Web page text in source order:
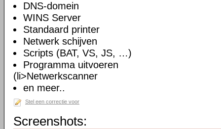
DNS-domein
WINS Server
Standaard printer
Netwerk schijven
Scripts (BAT, VS, JS, …)
Programma uitvoeren
(li>Netwerkscanner
en meer..
Stel een correctie voor
Screenshots: